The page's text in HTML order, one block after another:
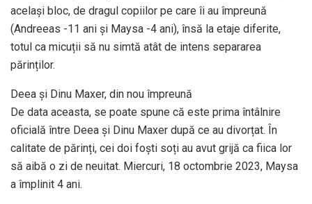
același bloc, de dragul copiilor pe care îi au împreună
(Andreeas -11 ani și Maysa -4 ani), însă la etaje diferite,
totul ca micuții să nu simtă atât de intens separarea
părinților.
Deea și Dinu Maxer, din nou împreună
De data aceasta, se poate spune că este prima întâlnire
oficială între Deea și Dinu Maxer după ce au divorțat. În
calitate de părinți, cei doi foști soți au avut grijă ca fiica lor
să aibă o zi de neuitat. Miercuri, 18 octombrie 2023, Maysa
a împlinit 4 ani.